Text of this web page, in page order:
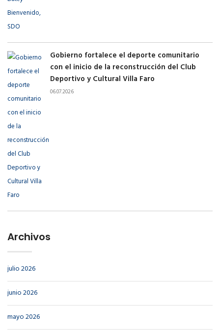
Gobierno fortalece el deporte comunitario
con el inicio de la reconstrucción del Club
Deportivo y Cultural Villa Faro
06.07.2026
Archivos
julio 2026
junio 2026
mayo 2026